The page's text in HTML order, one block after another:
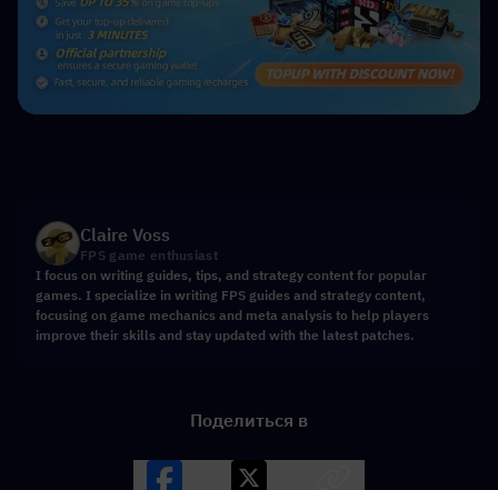
Claire Voss
FPS game enthusiast
I focus on writing guides, tips, and strategy content for popular
games. I specialize in writing FPS guides and strategy content,
focusing on game mechanics and meta analysis to help players
improve their skills and stay updated with the latest patches.
Поделиться в